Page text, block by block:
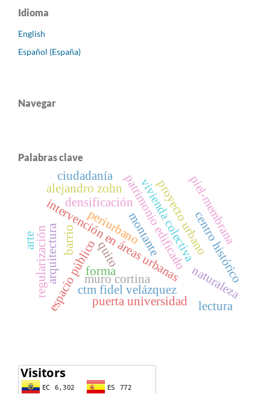
Idioma
English
Español (España)
Navegar
Palabras clave
patrimonio edificado
intervención en áreas urbanas
espacio público
alejandro zohn vivienda colectiva
proyecto urbano
ctm fidel velázquez
centro histórico
quito
naturaleza
arquitectura muro cortina
piel-membrana
montante
puerta universidad
regularización periurbano
barrio
densificación
forma
arte
lectura
ciudadanía